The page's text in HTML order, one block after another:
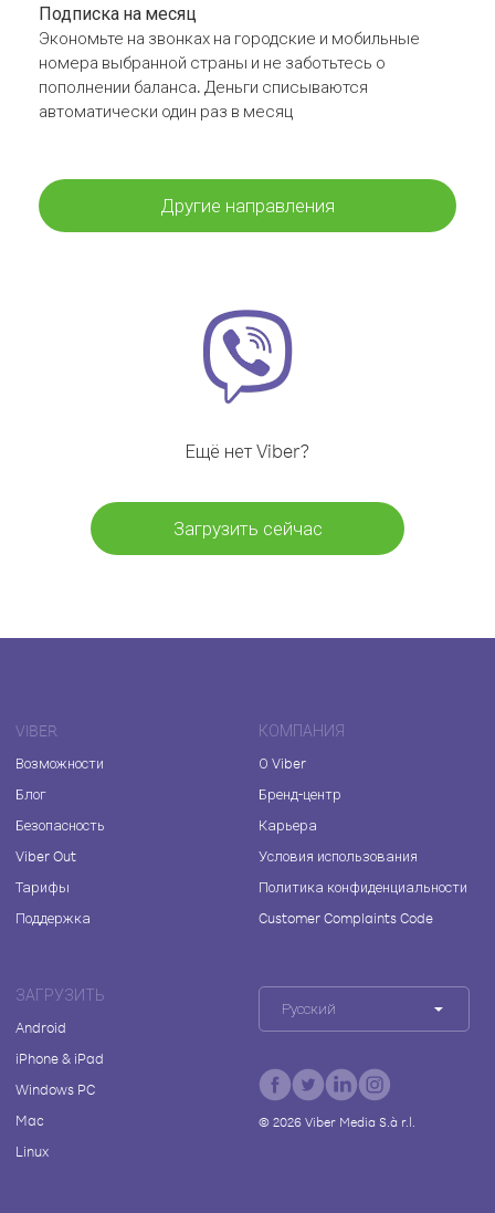
Подписка на месяц
Экономьте на звонках на городские и мобильные
номера выбранной страны и не заботьтесь о
пополнении баланса. Деньги списываются
автоматически один раз в месяц
Другие направления
Ещё нет Viber?
Загрузить сейчас
VIBER
Возможности
Блог
Безопасность
Viber Out
Тарифы
Поддержка
КОМПАНИЯ
О Viber
Бренд-центр
Карьера
Условия использования
Политика конфиденциальности
Customer Complaints Code
ЗАГРУЗИТЬ
Android
iPhone & iPad
Windows PC
Mac
Linux
Русский
© 2026Viber Media S.à r.l.